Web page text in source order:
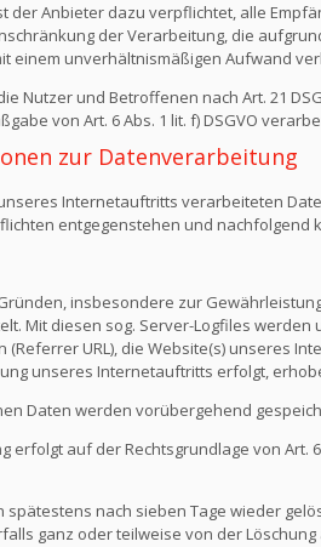
der Anbieter dazu verpflichtet, alle
der Verarbeitung, die
einem unverhältnismäßigen Aufwand
Nutzer und Betroffenen nach Art. 21
von Art. 6 Abs. 1 lit. f) DSGVO
zur Datenverarbeitung
Internetauftritts verarbeiteten
entgegenstehen und
insbesondere zur
Mit diesen sog. Server-Logfiles
(Referrer URL), die Website(s) unseres
unseres Internetauftritts erfolgt,
Daten werden vorübergehend
erfolgt auf der Rechtsgrundlage von Art.
spätestens nach sieben Tage wieder
ganz oder teilweise von der